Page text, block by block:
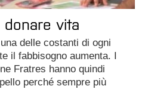
donare vita
delle costanti di ogni
il fabbisogno aumenta. I
Fratres hanno quindi
perché sempre più